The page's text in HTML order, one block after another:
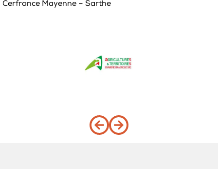
Cerfrance Mayenne – Sarthe